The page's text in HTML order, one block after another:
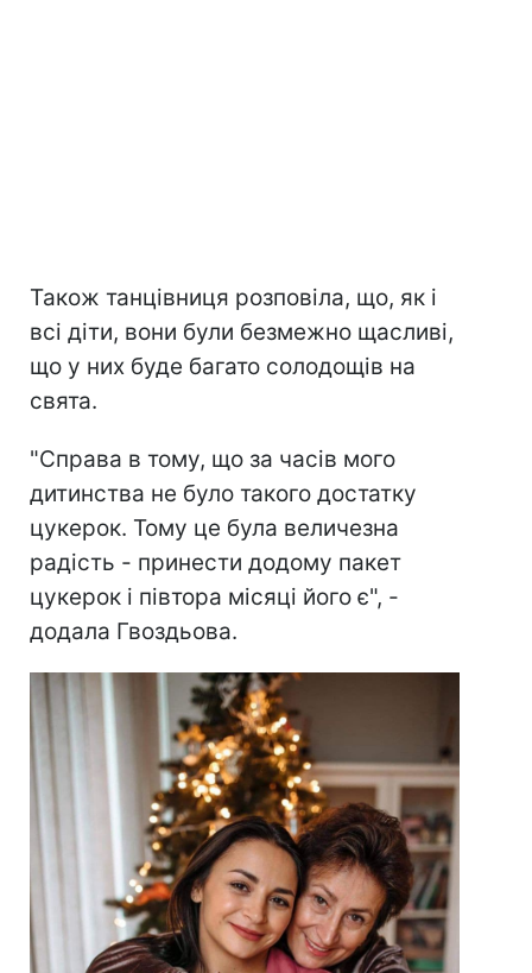
Також танцівниця розповіла, що, як і
всі діти, вони були безмежно щасливі,
що у них буде багато солодощів на
свята.
"Справа в тому, що за часів мого
дитинства не було такого достатку
цукерок. Тому це була величезна
радість - принести додому пакет
цукерок і півтора місяці його є", -
додала Гвоздьова.